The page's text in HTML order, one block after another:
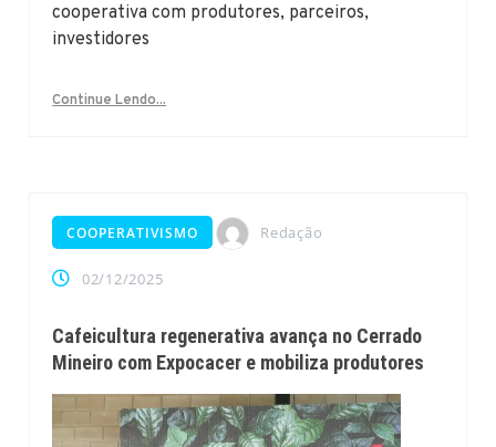
cooperativa com produtores, parceiros,
investidores
Continue Lendo...
COOPERATIVISMO Redação
02/12/2025
Cafeicultura regenerativa avança no Cerrado
Mineiro com Expocacer e mobiliza produtores